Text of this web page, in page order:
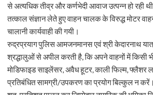
से अत्यधिक तीव्र और कर्णभेदी आवाज उत्पन्न हो रही
तत्काल संज्ञान लेते हुए वाहन चालक के विरुद्ध मोटर
चालानी कार्यवाही की गयी।
रुद्रप्रयाग पुलिस आमजनमानस एवं श्री केदारनाथ
श्रद्धालुओं से अपील करती है, कि अपने वाहनों में किसी
मोडिफाइड साइलेंसर, अवैध हूटर, काली फिल्म, फ्लैशर
प्रतिबंधित सामग्री/उपकरण का प्रयोग बिल्कुल न करें।